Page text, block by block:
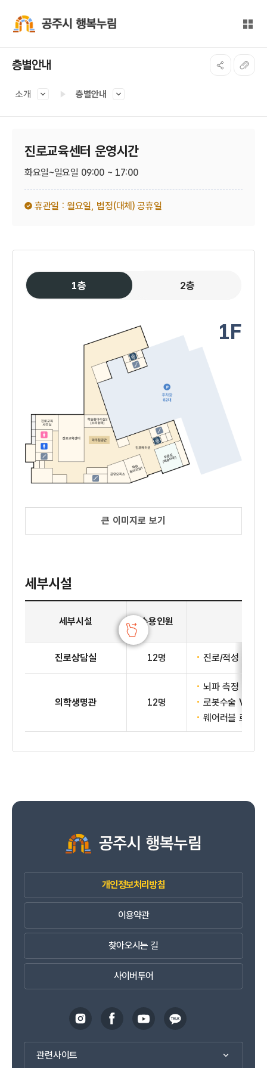
전체
층별안내
소개 층별안내
진로교육센터 운영시간
화요일~일요일 09:00 ~ 17:00
휴관일 : 월요일, 법정(대체) 공휴일
1층 2층
1F
큰 이미지로 보기
세부시설
1층 진로교육센터 세부시설
세부시설
수용인원
진로상담실 12명 진로/적성 검사
의학생명관 12명
뇌파 측정 및 원
로봇수술 VR체험
웨어러블 로봇
개인정보처리방침
이용약관
찾아오시는 길
사이버투어
관련사이트